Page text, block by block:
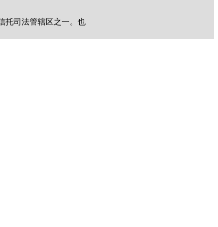
托司法管辖区之一。也